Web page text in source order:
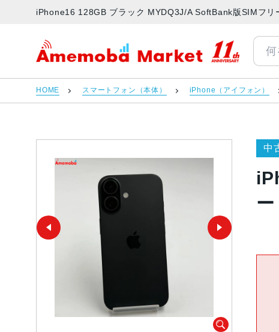
iPhone16 128GB ブラック MYDQ3J/A SoftBank版SIMフリ
アメモバマーケット
HOME スマートフォン（本体） iPhone（アイフォン）
中
ー